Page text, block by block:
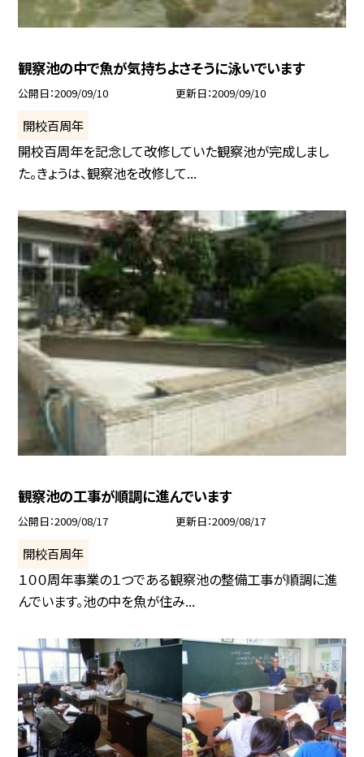
観察池の中で魚が気持ちよさそうに泳いでいます
公開日 2009/09/10 更新日 2009/09/10
開校百周年
開校百周年を記念して改修していた観察池が完成しまし
た。きょうは、観察池を改修して...
観察池の工事が順調に進んでいます
公開日 2009/08/17 更新日 2009/08/17
開校百周年
１００周年事業の１つである観察池の整備工事が順調に進
んでいます。池の中を魚が住み...